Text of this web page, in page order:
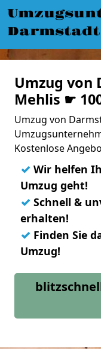
Darmstadt
Umzug von
Mehlis ☛
Umzug von
Kostenlose
✓ Wir helfen
Umzug geht!
✓ Schnell &
erhalten!
✓ Finden Sie
Umzug!